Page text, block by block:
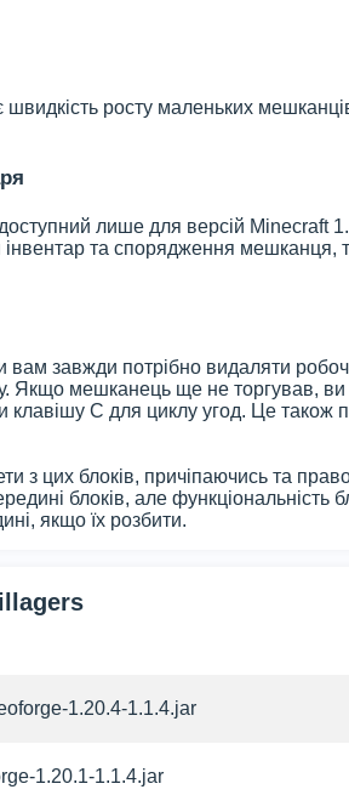
росту маленьких
лише для версій Minecraft
інвентар та спорядження мешканця,
вам завжди потрібно видаляти
Якщо мешканець ще не торгував, ви
клавішу C для циклу угод. Це також
з цих блоків, причіпаючись та
блоків, але функціональність
якщо їх розбити.
1.20.4-1.1.4.jar
1.20.1-1.1.4.jar